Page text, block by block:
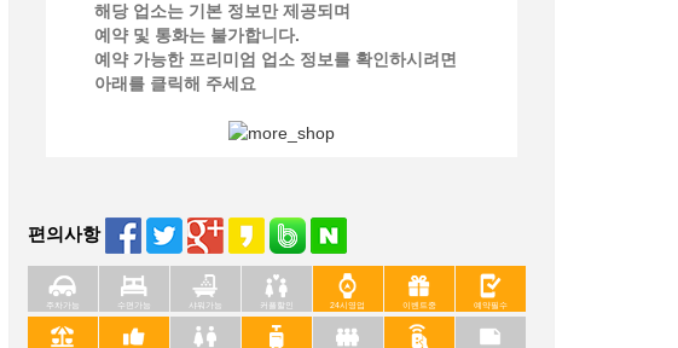
해당 업소는 기본 정보만 제공되며
예약 및 통화는 불가합니다.
예약 가능한 프리미엄 업소 정보를 확인하시려면
아래를 클릭해 주세요
편의사항
주차가능 수면가능 샤워가능 커플할인 24시영업 이벤트중 예약필수